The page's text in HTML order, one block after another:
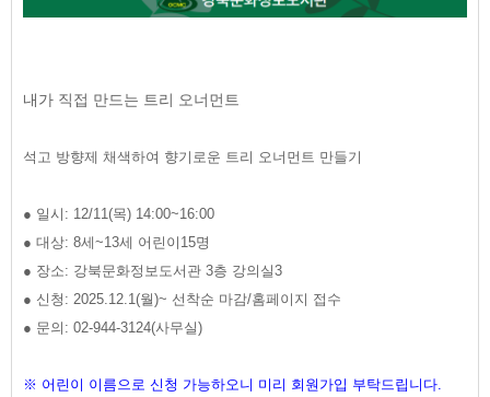
내가 직접 만드는 트리 오너먼트
석고 방향제 채색하여 향기로운 트리 오너먼트 만들기
● 일시: 12/11(목) 14:00~16:00
● 대상: 8세~13세 어린이15명
● 장소: 강북문화정보도서관 3층 강의실3
● 신청: 2025.12.1(월)~ 선착순 마감/홈페이지 접수
● 문의: 02-944-3124(사무실)
※ 어린이 이름으로 신청 가능하오니 미리 회원가입 부탁드립니다.